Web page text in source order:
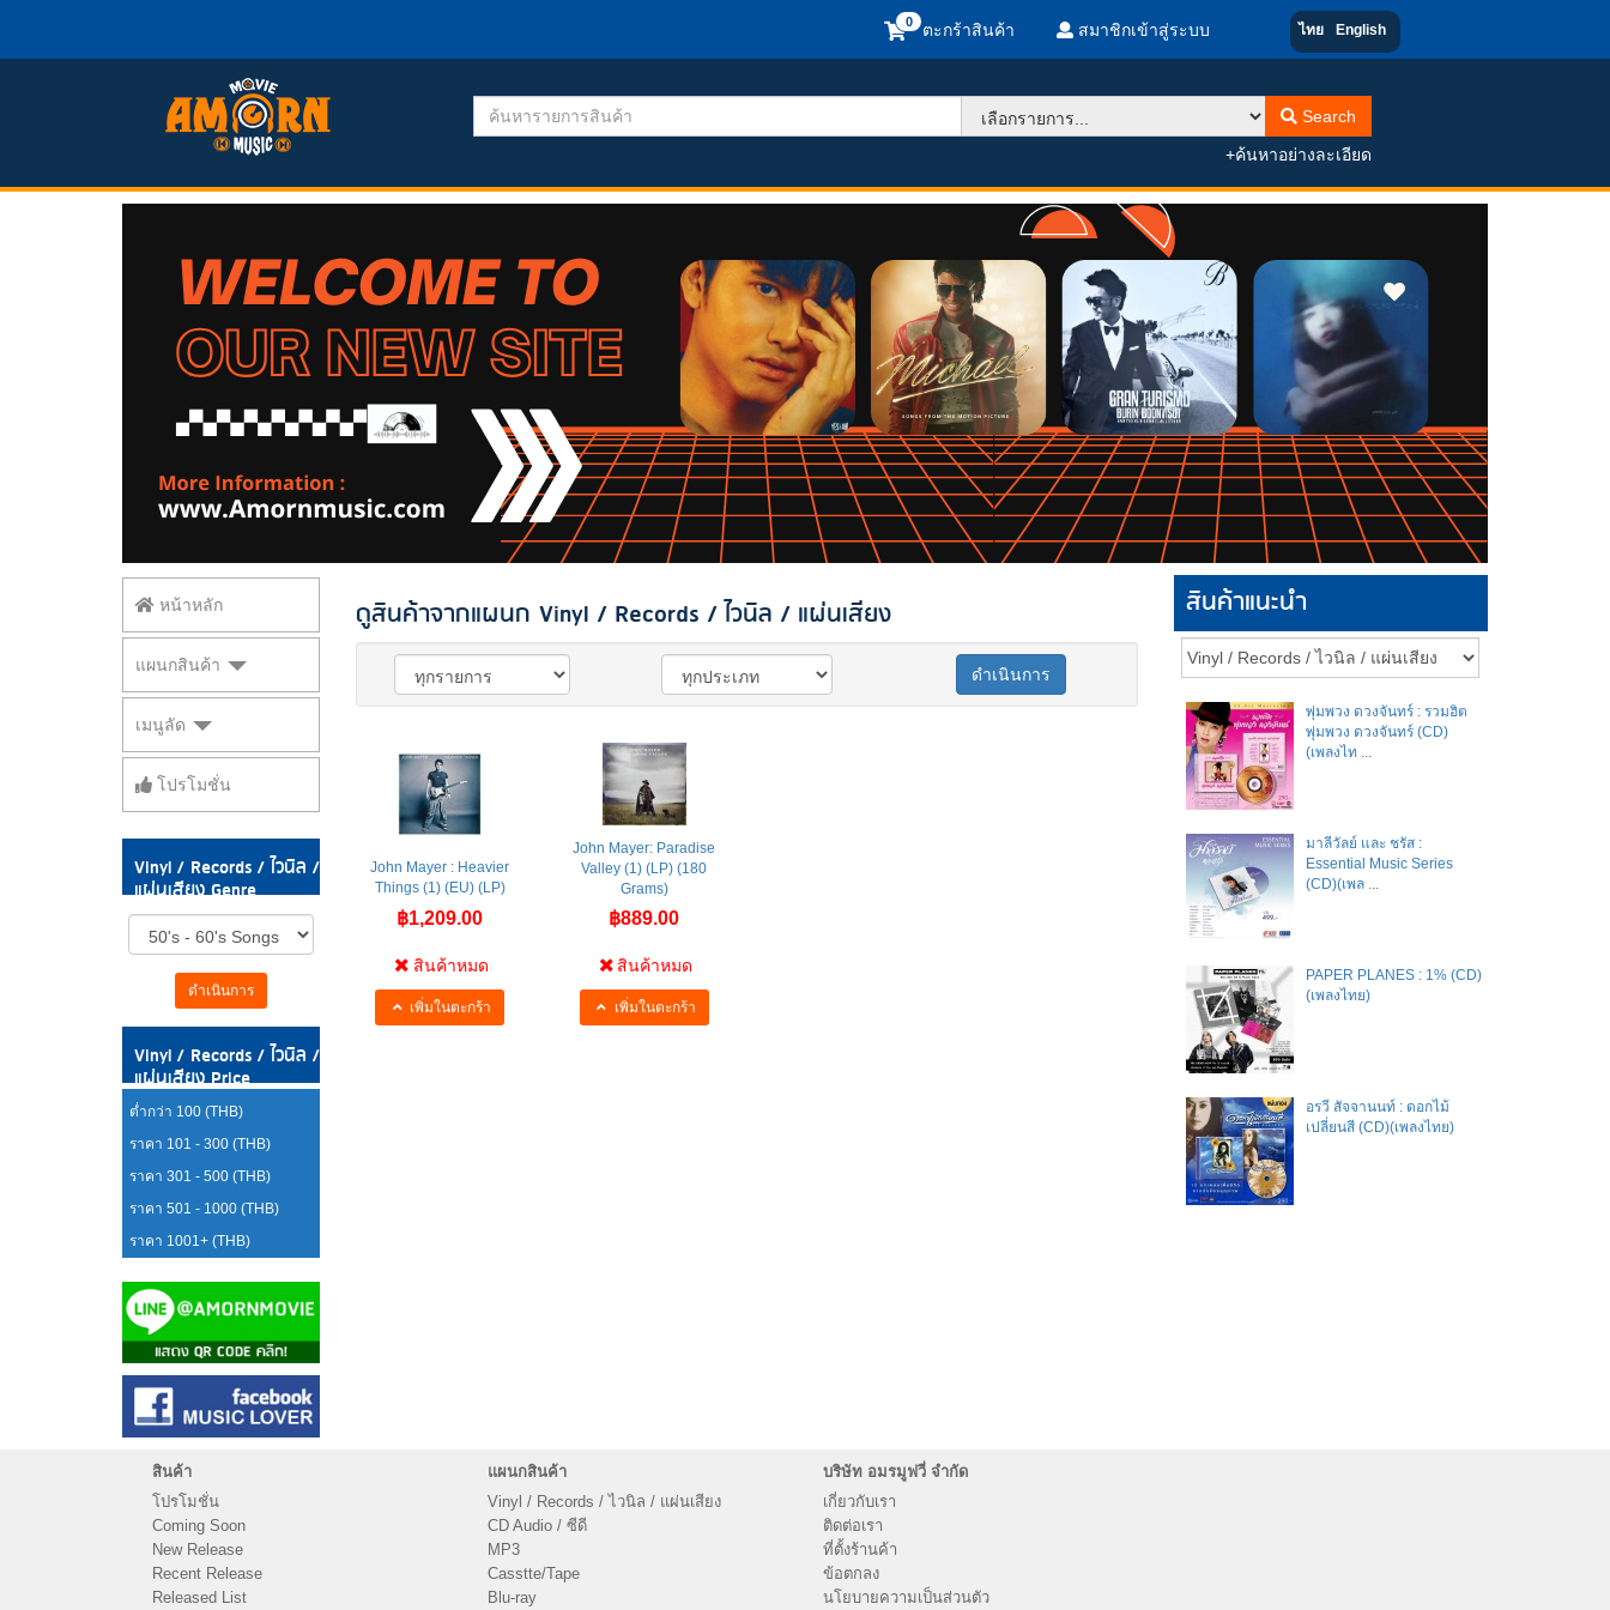
ตะกร้าสินค้า สมาชิกเข้าสู่ระบบ ไทย English
Search
+ค้นหาอย่างละเอียด
หน้าหลัก
แผนกสินค้า
เมนูลัด
โปรโมชั่น
Vinyl / Records / ไวนิล /
แผ่นเสียง Genre
ดำเนินการ
Vinyl / Records / ไวนิล /
แผ่นเสียง Price
ต่ำกว่า 100 (THB)
ราคา 101 - 300 (THB)
ราคา 301 - 500 (THB)
ราคา 501 - 1000 (THB)
ราคา 1001+ (THB)
ดูสินค้าจากแผนก Vinyl / Records / ไวนิล / แผ่นเสียง
ดำเนินการ
John Mayer : Heavier
Things (1) (EU) (LP)
฿1,209.00
สินค้าหมด
เพิ่มในตะกร้า
John Mayer: Paradise
Valley (1) (LP) (180
Grams)
฿889.00
สินค้าหมด
เพิ่มในตะกร้า
สินค้าแนะนำ
พุ่มพวง ดวงจันทร์ : รวมฮิต
พุ่มพวง ดวงจันทร์ (CD)
(เพลงไท ...
มาลีวัลย์​ และ​ ชรัส​ :
Essential Music Series
(CD)(เพล ...
PAPER PLANES : 1% (CD)
(เพลงไทย)
อรวี สัจจานนท์ : ดอกไม้
เปลี่ยนสี (CD)(เพลงไทย)
สินค้า
โปรโมชั่น
Coming Soon
New Release
Recent Release
Released List
แผนกสินค้า
Vinyl / Records / ไวนิล / แผ่นเสียง
CD Audio / ซีดี
MP3
Casstte/Tape
Blu-ray
บริษัท อมรมูฟวี่ จำกัด
เกี่ยวกับเรา
ติดต่อเรา
ที่ตั้งร้านค้า
ข้อตกลง
นโยบายความเป็นส่วนตัว